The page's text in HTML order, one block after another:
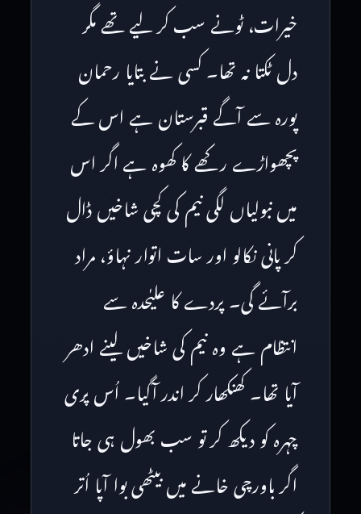
خیرات، ٹونے سب کر لیے تھے مگر
دل ٹکتا نہ تھا۔ کسی نے بتایا رحمان
پورہ سے آگے قبرستان ہے اس کے
پچھواڑے رکھے کا کھوہ ہے اگر اس
میں نبولیاں لگی نیم کی کچی شاخیں ڈال
کر پانی نکالو اور سات اتوار نہاؤ، مراد
برآئے گی۔ پردے کا علیٰحدہ سے
انتظام ہے وہ نیم کی شاخیں لینے ادھر
آیا تھا۔ کھنکھار کر اندر آگیا۔ اُس پری
چہرہ کو دیکھ کر تو سب بھول ہی جاتا
اگر باورچی خانے میں بیٹھی بوا آپا اُتر